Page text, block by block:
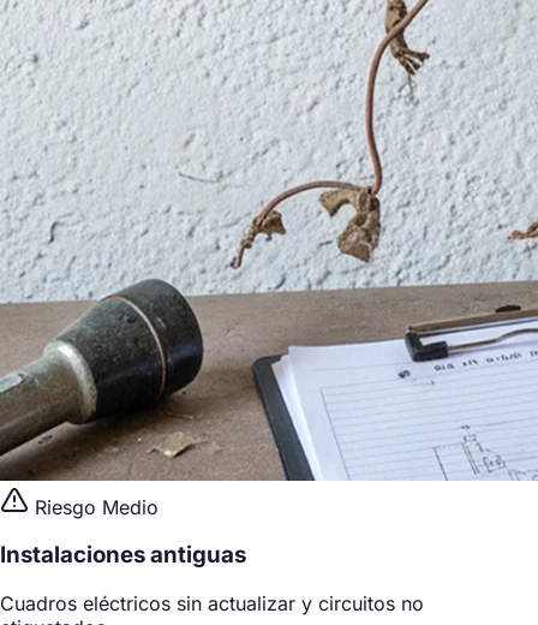
Riesgo Medio
Instalaciones antiguas
Cuadros eléctricos sin actualizar y circuitos no